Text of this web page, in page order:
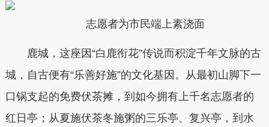
志愿者为市民端上素浇面
鹿城，这座因“白鹿衔花”传说而积淀千年文脉的古
城，自古便有“乐善好施”的文化基因。从最初山脚下一
口锅支起的免费伏茶摊，到如今拥有上千名志愿者的
红日亭；从夏施伏茶冬施粥的三乐亭、复兴亭，到水